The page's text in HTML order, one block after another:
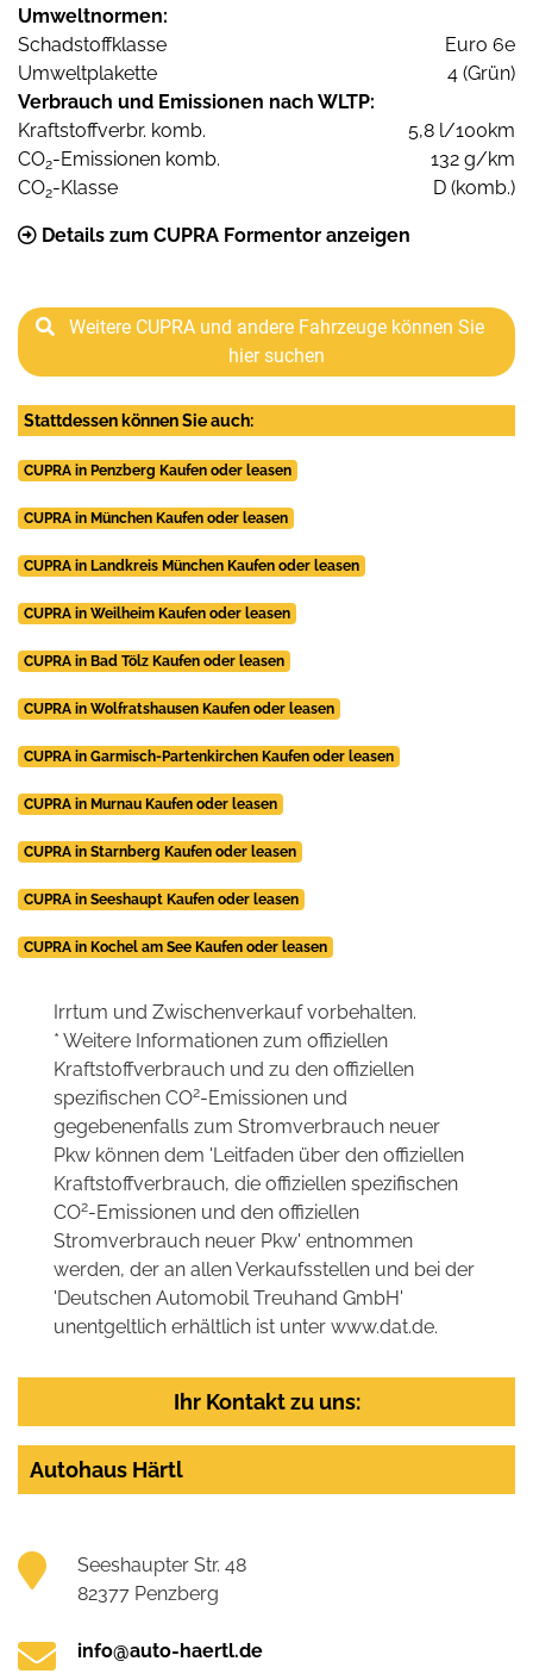
Umweltnormen:
Schadstoffklasse
Euro 6e
Umweltplakette
4 (Grün)
Verbrauch und Emissionen nach WLTP:
Kraftstoffverbr. komb.
5,8 l/100km
CO2-Emissionen komb.
132 g/km
CO2-Klasse D (komb.)
Details zum CUPRA Formentor anzeigen
Weitere CUPRA und andere Fahrzeuge können Sie
hier suchen
Stattdessen können Sie auch:
CUPRA in Penzberg Kaufen oder leasen
CUPRA in München Kaufen oder leasen
CUPRA in Landkreis München Kaufen oder leasen
CUPRA in Weilheim Kaufen oder leasen
CUPRA in Bad Tölz Kaufen oder leasen
CUPRA in Wolfratshausen Kaufen oder leasen
CUPRA in Garmisch-Partenkirchen Kaufen oder leasen
CUPRA in Murnau Kaufen oder leasen
CUPRA in Starnberg Kaufen oder leasen
CUPRA in Seeshaupt Kaufen oder leasen
CUPRA in Kochel am See Kaufen oder leasen
Irrtum und Zwischenverkauf vorbehalten.
* Weitere Informationen zum offiziellen
Kraftstoffverbrauch und zu den offiziellen
spezifischen CO2-Emissionen und
gegebenenfalls zum Stromverbrauch neuer
Pkw können dem 'Leitfaden über den offiziellen
Kraftstoffverbrauch, die offiziellen spezifischen
CO2-Emissionen und den offiziellen
Stromverbrauch neuer Pkw' entnommen
werden, der an allen Verkaufsstellen und bei der
'Deutschen Automobil Treuhand GmbH'
unentgeltlich erhältlich ist unter www.dat.de.
Ihr Kontakt zu uns:
Autohaus Härtl
Seeshaupter Str. 48
82377 Penzberg
info@auto-haertl.de